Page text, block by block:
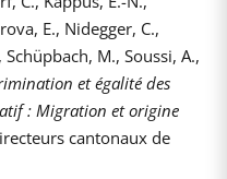
E., Nidegger, C.,
M., Soussi, A.,
et égalité des
: Migration et origine
cantonaux de